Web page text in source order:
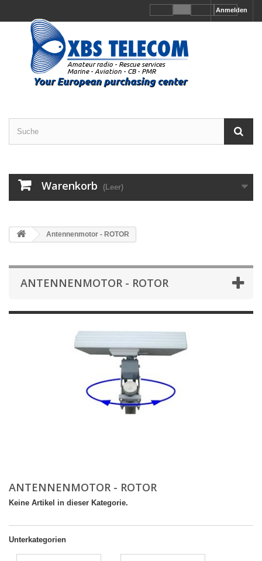
Anmelden
Warenkorb (Leer)
Antennenmotor - ROTOR
ANTENNENMOTOR - ROTOR
ANTENNENMOTOR - ROTOR
Keine Artikel in dieser Kategorie.
Unterkategorien